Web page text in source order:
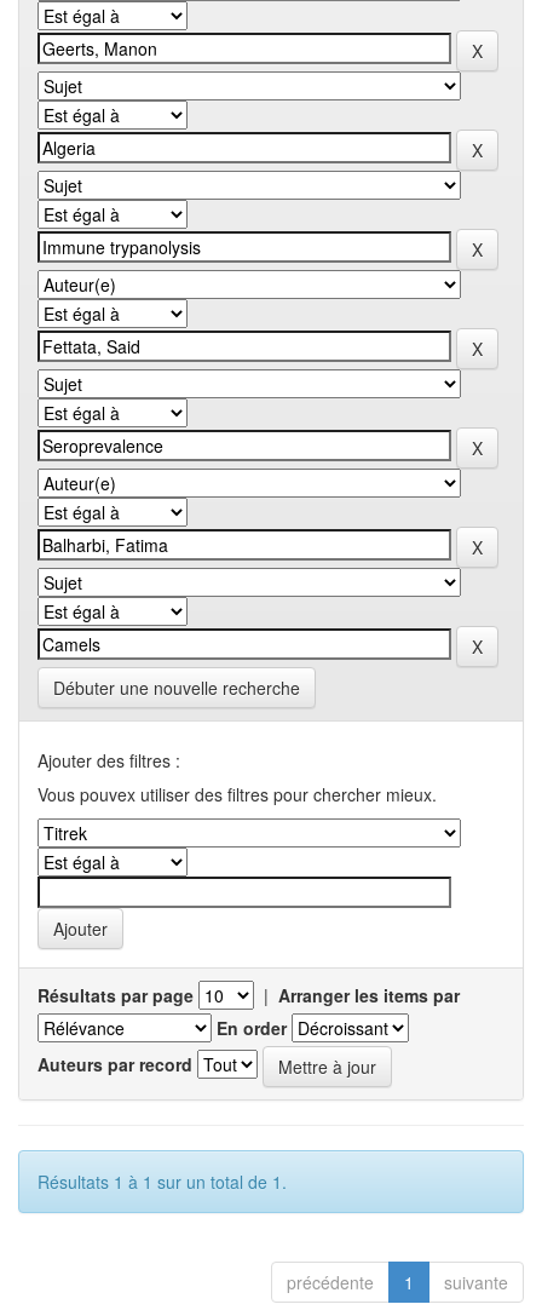
Débuter une nouvelle recherche
Ajouter des filtres :
Vous pouvex utiliser des filtres pour chercher mieux.
Résultats par page | Arranger les items par
En order
Auteurs par record
Résultats 1 à 1 sur un total de 1.
précédente 1 suivante